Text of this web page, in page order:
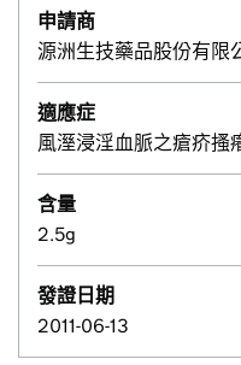
申請商
源洲生技藥品股份有限
適應症
風溼浸淫血脈之瘡疥搔
含量
2.5g
發證日期
2011-06-13